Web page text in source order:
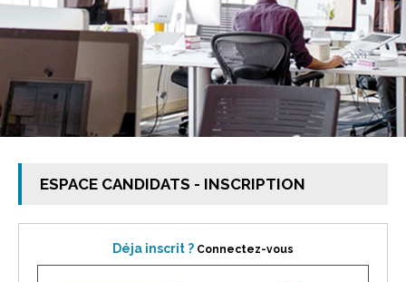
ESPACE CANDIDATS - INSCRIPTION
Déja inscrit ? Connectez-vous